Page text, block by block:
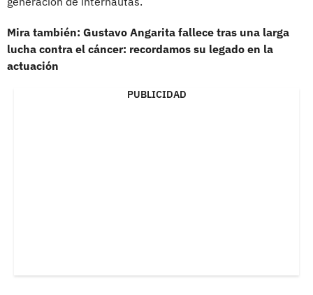
Mira también: Gustavo Angarita fallece tras una larga
lucha contra el cáncer: recordamos su legado en la
actuación
PUBLICIDAD